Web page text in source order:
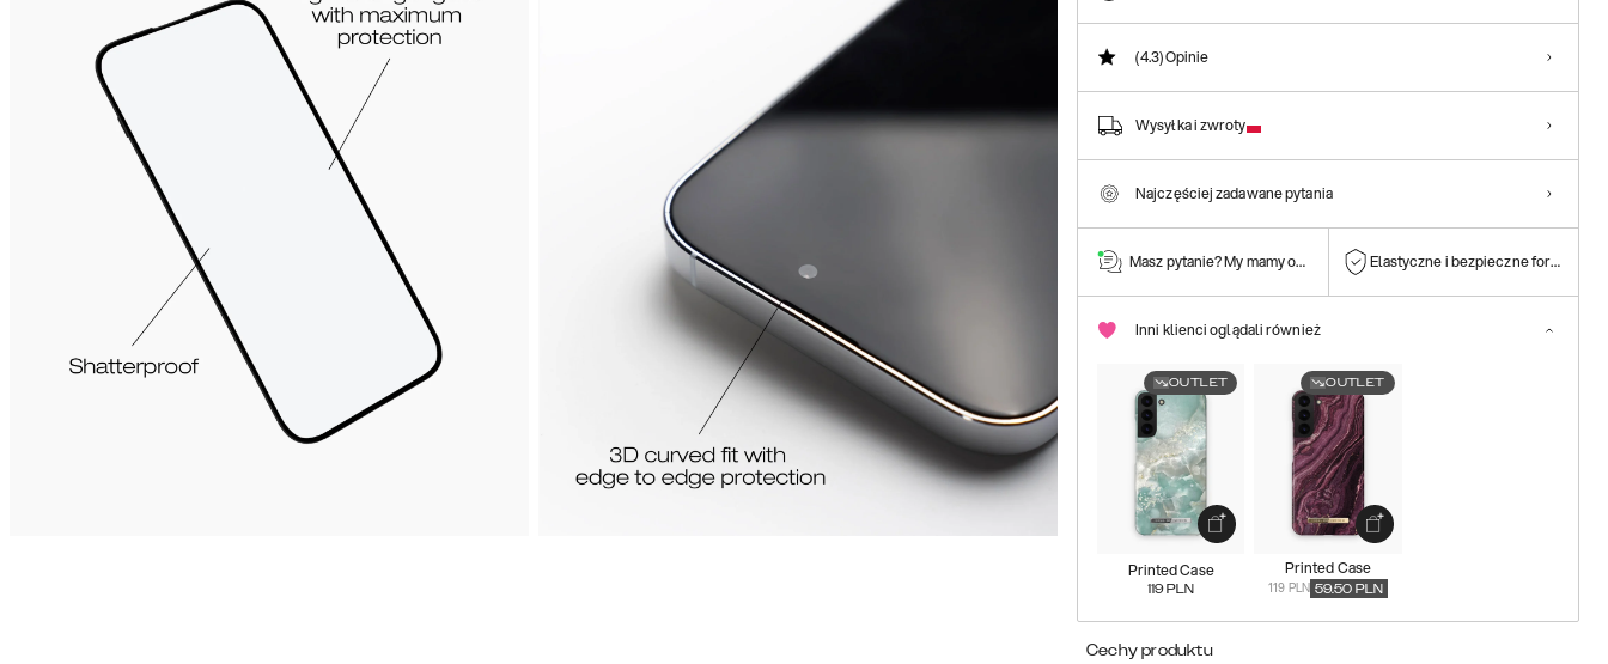
(4.3)Opinie
Wysyłka i zwroty
Najczęściej zadawane pytania
Masz pytanie? My mamy odpowiedź! Elastyczne i bezpieczne formy
Inni klienci oglądali również
OUTLET
Printed Case
119 PLN
OUTLET
Printed Case
119 PLN 59.50 PLN
Cechy produktu